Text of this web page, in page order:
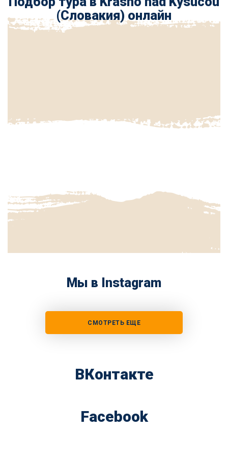
(Словакия) онлайн
Мы в Instagram
СМОТРЕТЬ ЕЩЕ
ВКонтакте
Facebook